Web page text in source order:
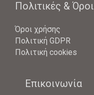
Πολιτικές & Όροι
Όροι χρήσης
Πολιτική GDPR
Πολιτική cookies
Επικοινωνία